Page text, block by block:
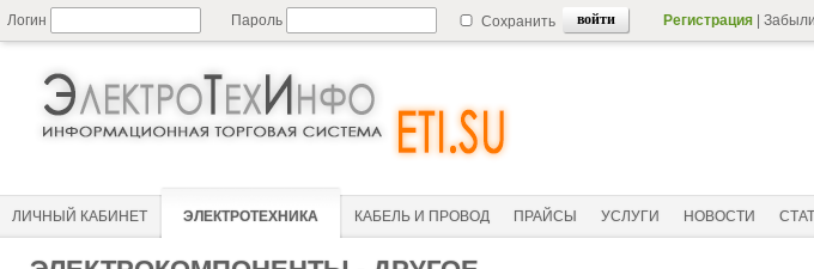
Логин Пароль Сохранить Регистрация
ЛИЧНЫЙ КАБИНЕТ ЭЛЕКТРОТЕХНИКА КАБЕЛЬ И ПРОВОД ПРАЙСЫ УСЛУГИ НОВОСТИ